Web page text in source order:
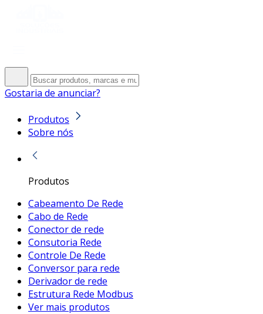
Gostaria de anunciar?
Produtos
Sobre nós
Produtos
Cabeamento De Rede
Cabo de Rede
Conector de rede
Consutoria Rede
Controle De Rede
Conversor para rede
Derivador de rede
Estrutura Rede Modbus
Ver mais produtos